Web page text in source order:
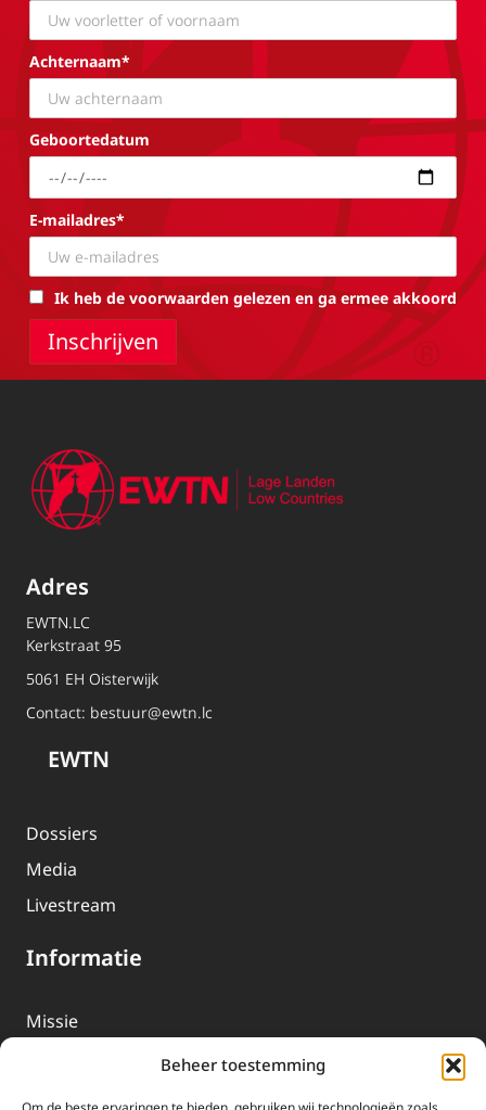
Beheer toestemming
Achternaam*
Geboortedatum
E-mailadres*
Ik heb de voorwaarden gelezen en ga ermee akkoord
Adres
EWTN.LC
Kerkstraat 95
5061 EH Oisterwijk
Contact: bestuur@ewtn.lc
EWTN
Dossiers
Media
Livestream
Informatie
Missie